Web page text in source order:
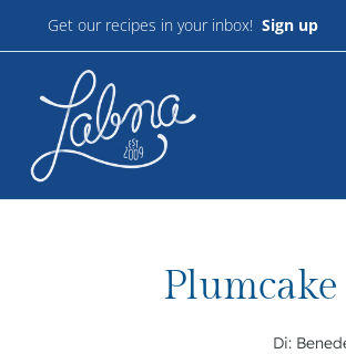
al
contenuto
Get our recipes in your inbox! Sign up
Di: